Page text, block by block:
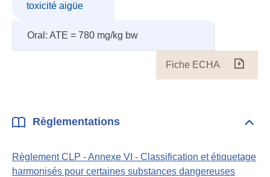
toxicité aigüe
Oral: ATE = 780 mg/kg bw
Fiche ECHA
Règlementations
Règlement CLP - Annexe VI - Classification et étiquetage
harmonisés pour certaines substances dangereuses